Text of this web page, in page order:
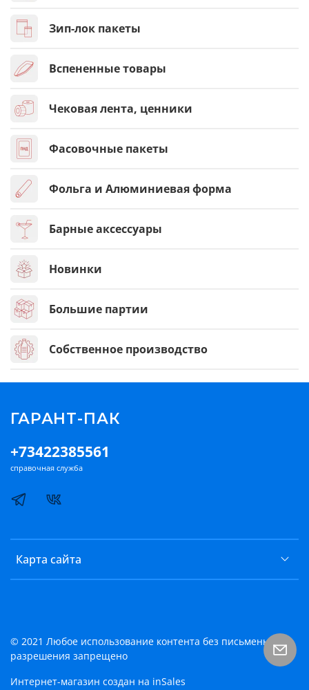
Зип-лок пакеты
Вспененные товары
Чековая лента, ценники
Фасовочные пакеты
Фольга и Алюминиевая форма
Барные аксессуары
Новинки
Большие партии
Собственное производство
Карта сайта
+73422385561
справочная служба
ГАРАНТ-ПАК
© 2021 Любое использование контента без письменного
разрешения запрещено
Интернет-магазин создан на inSales